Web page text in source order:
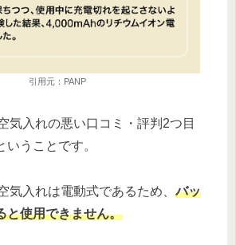
引用元：PANP
気入れの悪い口コミ・評判2つ目
うことです。
気入れは電動式であるため、バッ
と使用できません。